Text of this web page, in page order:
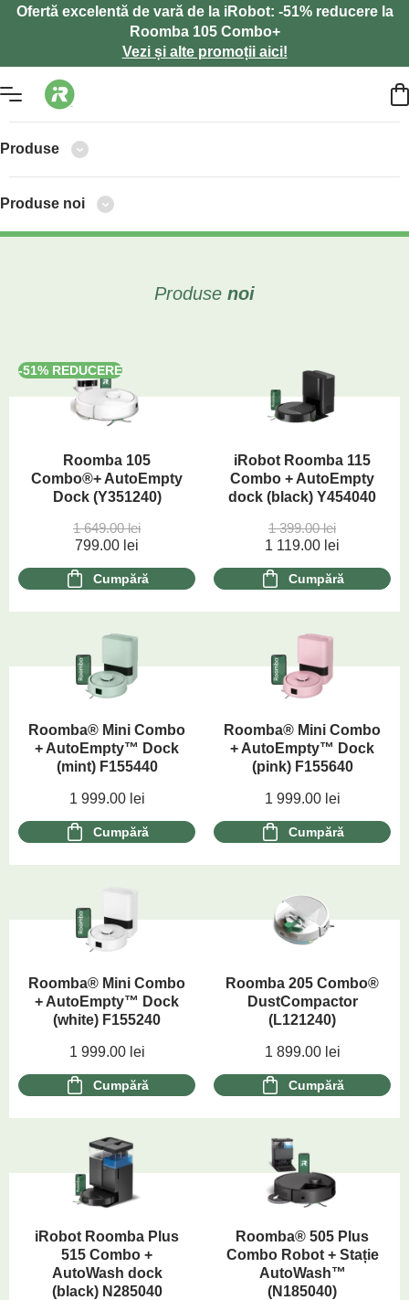
Ofertă excelentă de vară de la iRobot: -51% reducere la
Roomba 105 Combo+
Vezi și alte promoții aici!
Produse
Produse noi
Produse noi
-51% REDUCERE
Roomba 105
Combo®+ AutoEmpty
Dock (Y351240)
1 649.00lei
799.00 lei
Cumpără
iRobot Roomba 115
Combo + AutoEmpty
dock (black) Y454040
1 399.00lei
1 119.00 lei
Cumpără
Roomba® Mini Combo
+ AutoEmpty™ Dock
(mint) F155440
1 999.00 lei
Cumpără
Roomba® Mini Combo
+ AutoEmpty™ Dock
(pink) F155640
1 999.00 lei
Cumpără
Roomba® Mini Combo
+ AutoEmpty™ Dock
(white) F155240
1 999.00 lei
Cumpără
Roomba 205 Combo®
DustCompactor
(L121240)
1 899.00 lei
Cumpără
iRobot Roomba Plus
515 Combo +
AutoWash dock
(black) N285040
Roomba® 505 Plus
Combo Robot + Stație
AutoWash™
(N185040)